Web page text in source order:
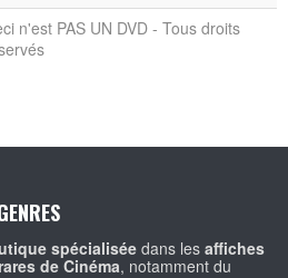
n'est PAS UN DVD - Tous droits
spécialisée dans les affiches
de Cinéma, notamment du